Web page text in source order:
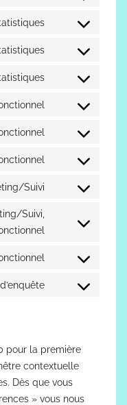
woocommerce
Consent
wordpress
Consent
google-
Consent
jetpack
Consent
automattic
Consent
complianz
Consent
stripe
Consent
Suivi
Consent
service
Suivi,
Consent
service
Consent
Consent
pour la première
contextuelle
Dès que vous
» vous nous